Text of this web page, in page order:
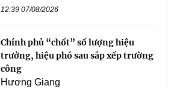
12:39 07/08/2026
Chính phủ “chốt” số lượng hiệu
trưởng, hiệu phó sau sắp xếp trường
công
Hương Giang